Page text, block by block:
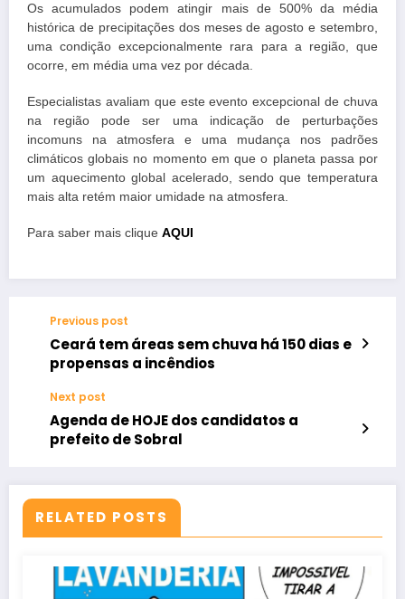
Os acumulados podem atingir mais de 500% da média
histórica de precipitações dos meses de agosto e setembro,
uma condição excepcionalmente rara para a região, que
ocorre, em média uma vez por década.
Especialistas avaliam que este evento excepcional de chuva
na região pode ser uma indicação de perturbações
incomuns na atmosfera e uma mudança nos padrões
climáticos globais no momento em que o planeta passa por
um aquecimento global acelerado, sendo que temperatura
mais alta retém maior umidade na atmosfera.
Para saber mais clique AQUI
Previous post
Ceará tem áreas sem chuva há 150 dias e
propensas a incêndios
Next post
Agenda de HOJE dos candidatos a
prefeito de Sobral
RELATED POSTS